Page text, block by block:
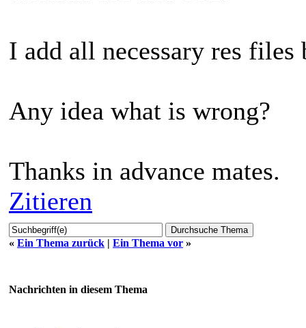
I add all necessary res
Any idea what is wrong?
Thanks in advance mates.
Zitieren
« Ein Thema zurück | Ein Thema vor »
Nachrichten in diesem Thema